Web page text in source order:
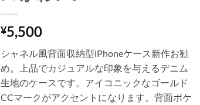
¥5,500
シャネル風背面収納型iPhoneケース新作お勧
め。上品でカジュアルな印象を与えるデニム
生地のケースです。アイコニックなゴールド
CCマークがアクセントになります。背面ポケ